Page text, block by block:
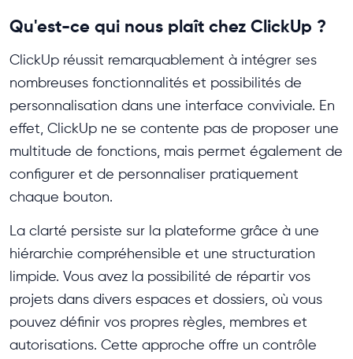
Qu'est-ce qui nous plaît chez ClickUp ?
ClickUp réussit remarquablement à intégrer ses
nombreuses fonctionnalités et possibilités de
personnalisation dans une interface conviviale. En
effet, ClickUp ne se contente pas de proposer une
multitude de fonctions, mais permet également de
configurer et de personnaliser pratiquement
chaque bouton.
La clarté persiste sur la plateforme grâce à une
hiérarchie compréhensible et une structuration
limpide. Vous avez la possibilité de répartir vos
projets dans divers espaces et dossiers, où vous
pouvez définir vos propres règles, membres et
autorisations. Cette approche offre un contrôle